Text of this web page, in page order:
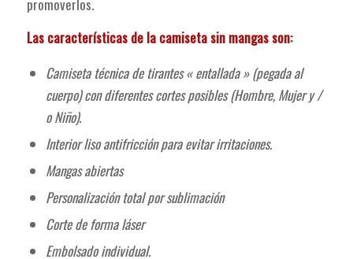
promoverlos.
Las características de la camiseta sin mangas son:
Camiseta técnica de tirantes « entallada » (pegada al
cuerpo) con diferentes cortes posibles (Hombre, Mujer y /
o Niño).
Interior liso antifricción para evitar irritaciones.
Mangas abiertas
Personalización total por sublimación
Corte de forma láser
Embolsado individual.